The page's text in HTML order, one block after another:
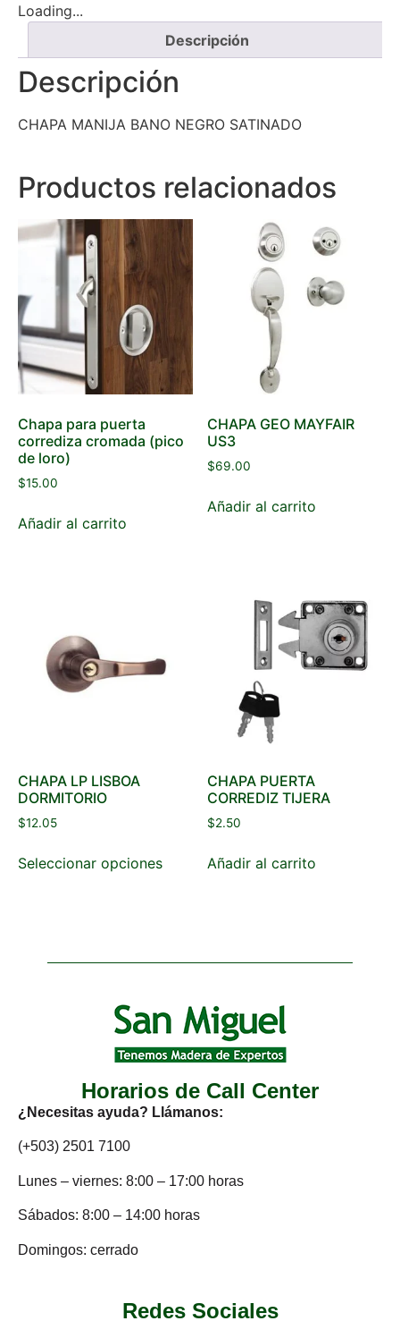
Loading...
Descripción
Descripción
CHAPA MANIJA BANO NEGRO SATINADO
Productos relacionados
Chapa para puerta
corrediza cromada (pico
de loro)
$15.00
Añadir al carrito
CHAPA GEO MAYFAIR
US3
$69.00
Añadir al carrito
CHAPA LP LISBOA
DORMITORIO
$12.05
Seleccionar opciones
CHAPA PUERTA
CORREDIZ TIJERA
$2.50
Añadir al carrito
Horarios de Call Center
¿Necesitas ayuda? Llámanos:
(+503) 2501 7100
Lunes – viernes: 8:00 – 17:00 horas
Sábados: 8:00 – 14:00 horas
Domingos: cerrado
Redes Sociales